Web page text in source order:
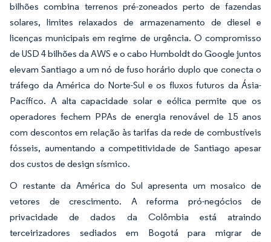
bilhões combina terrenos pré-zoneados perto de fazendas
solares, limites relaxados de armazenamento de diesel e
licenças municipais em regime de urgência. O compromisso
de USD 4 bilhões da AWS e o cabo Humboldt do Google juntos
elevam Santiago a um nó de fuso horário duplo que conecta o
tráfego da América do Norte-Sul e os fluxos futuros da Ásia-
Pacífico. A alta capacidade solar e eólica permite que os
operadores fechem PPAs de energia renovável de 15 anos
com descontos em relação às tarifas da rede de combustíveis
fósseis, aumentando a competitividade de Santiago apesar
dos custos de design sísmico.
O restante da América do Sul apresenta um mosaico de
vetores de crescimento. A reforma pró-negócios de
privacidade de dados da Colômbia está atraindo
terceirizadores sediados em Bogotá para migrar de